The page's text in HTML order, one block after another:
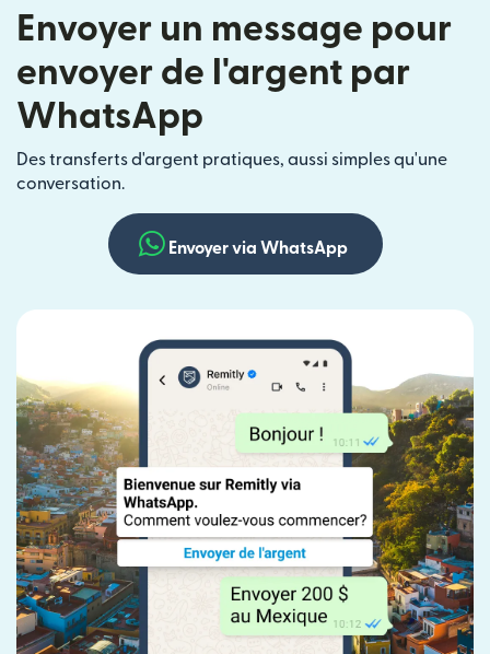
Envoyer un message pour
envoyer de l'argent par
WhatsApp
Des transferts d'argent pratiques, aussi simples qu'une
conversation.
Envoyer via WhatsApp